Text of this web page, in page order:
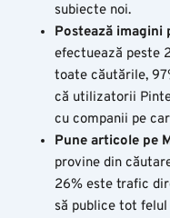
subiecte noi.
Postează imagini
efectuează peste
toate căutările,
că utilizatorii
cu companii pe
Pune articole pe
provine din
26% este trafic
să publice tot